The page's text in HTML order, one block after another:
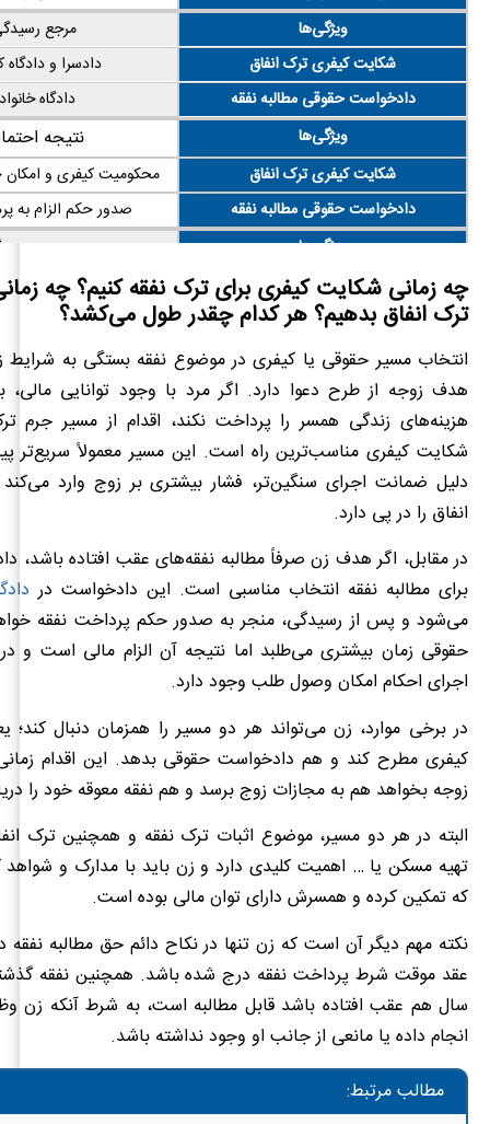
ویژگی‌ها
مرجع
شکایت کیفری ترک انفاق
دادسرا و
دادخواست حقوقی مطالبه نفقه
دادگاه
ویژگی‌ها
نتیجه
شکایت کیفری ترک انفاق
محکومیت کیفری و
دادخواست حقوقی مطالبه نفقه
صدور حکم الزام به
ویژگی‌ها
سرعت
شکایت کیفری ترک انفاق
معمولاً سریع‌تر و با
دادخواست حقوقی مطالبه نفقه
زمان‌برتر و وابسته به
ویژگی‌ها
امکان
شکایت کیفری ترک انفاق وجود دارد در صورت
دادخواست حقوقی مطالبه نفقه
وجود ندارد، فقط
می‌شود
ویژگی‌ها
شکایت کیفری ترک انفاق
زن باید نشان دهد که
مالی نفقه
دادخواست حقوقی مطالبه نفقه
زن باید میزان نفقه
خود را
چه زمانی شکایت کیفری برای ترک نفقه کنیم؟ چه
ترک انفاق بدهیم؟ هر کدام چقدر طول می‌کشد؟
انتخاب مسیر حقوقی یا کیفری در موضوع نفقه بستگی به
هدف زوجه از طرح دعوا دارد. اگر مرد با وجود توانایی
هزینه‌های زندگی همسر را پرداخت نکند، اقدام از مسیر جرم
شکایت کیفری مناسب‌ترین راه است. این مسیر معمولاً سریع‌تر
دلیل ضمانت اجرای سنگین‌تر، فشار بیشتری بر زوج وارد
انفاق را در پی دارد.
در مقابل، اگر هدف زن صرفاً مطالبه نفقه‌های عقب‌ افتاده باشد،
برای مطالبه نفقه انتخاب مناسبی است. این دادخواست در
می‌شود و پس از رسیدگی، منجر به صدور حکم پرداخت نفقه
حقوقی زمان بیشتری می‌طلبد اما نتیجه آن الزام مالی است و
اجرای احکام امکان وصول طلب وجود دارد.
در برخی موارد، زن می‌تواند هر دو مسیر را همزمان دنبال
کیفری مطرح کند و هم دادخواست حقوقی بدهد. این اقدام
زوجه بخواهد هم به مجازات زوج برسد و هم نفقه معوقه خود را
البته در هر دو مسیر، موضوع اثبات ترک نفقه و همچنین ترک
تهیه مسکن یا … اهمیت کلیدی دارد و زن باید با مدارک و
که تمکین کرده و همسرش دارای توان مالی بوده است.
نکته مهم دیگر آن است که زن تنها در نکاح دائم حق مطالبه نفقه
عقد موقت شرط پرداخت نفقه درج شده باشد. همچنین نفقه
سال هم عقب افتاده باشد قابل مطالبه است، به شرط آنکه زن
انجام داده یا مانعی از جانب او وجود نداشته باشد.
مطالب مرتبط: